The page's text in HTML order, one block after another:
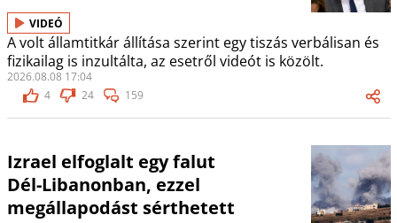
VIDEÓ
A volt államtitkár állítása szerint egy tiszás verbálisan és
fizikailag is inzultálta, az esetről videót is közölt.
2026.08.08 17:04
4
24 159
Izrael elfoglalt egy falut
Dél-Libanonban, ezzel
megállapodást sérthetett